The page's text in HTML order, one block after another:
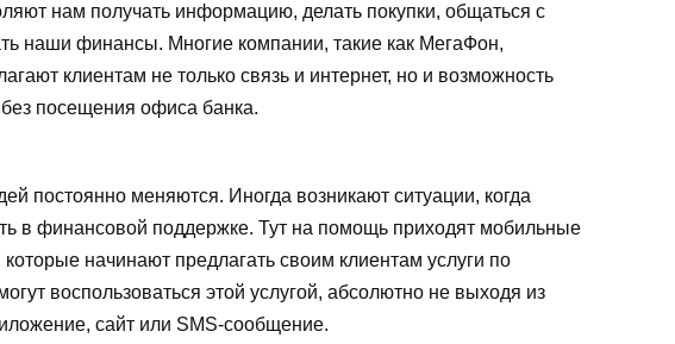
нам получать информацию, делать покупки, общаться с
наши финансы. Многие компании, такие как МегаФон,
клиентам не только связь и интернет, но и возможность
посещения офиса банка.
постоянно меняются. Иногда возникают ситуации, когда
в финансовой поддержке. Тут на помощь приходят мобильные
начинают предлагать своим клиентам услуги по
воспользоваться этой услугой, абсолютно не выходя из
сайт или SMS-сообщение.